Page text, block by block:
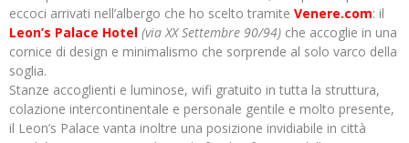
eccoci arrivati nell’albergo che ho scelto tramite Venere.com: il
Leon’s Palace Hotel (via XX Settembre 90/94) che accoglie in una
cornice di design e minimalismo che sorprende al solo varco della
soglia.
Stanze accoglienti e luminose, wifi gratuito in tutta la struttura,
colazione intercontinentale e personale gentile e molto presente,
il Leon’s Palace vanta inoltre una posizione invidiabile in città